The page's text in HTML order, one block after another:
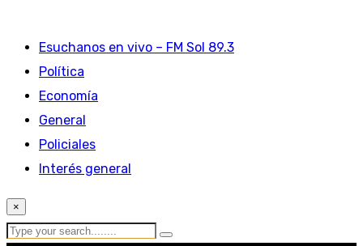
Esuchanos en vivo – FM Sol 89.3
Política
Economía
General
Policiales
Interés general
×